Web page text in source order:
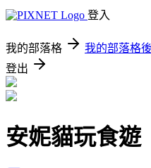
登入
我的部落格 我的部落格
登出
安妮貓玩食遊